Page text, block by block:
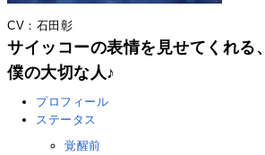
CV：石田彰
サイッコーの表情を見せてくれる、
僕の大切な人♪
プロフィール
ステータス
覚醒前